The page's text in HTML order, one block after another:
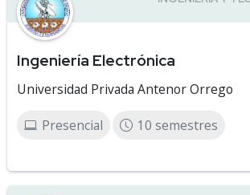
Ingeniería Electrónica
Universidad Privada Antenor Orrego
Presencial 10 semestres